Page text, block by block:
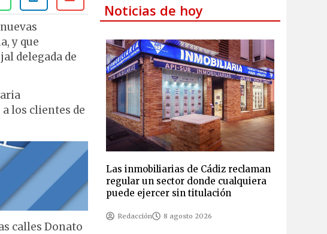
y que
delegada de
los clientes de
calles Donato
Noticias de hoy
Las inmobiliarias de Cádiz reclaman
regular un sector donde cualquiera
puede ejercer sin titulación
Redacción 8 agosto 2026